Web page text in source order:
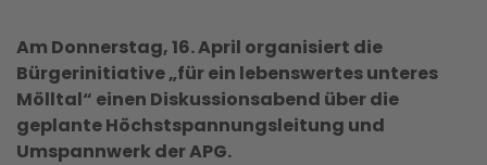
Am Donnerstag, 16. April organisiert die
Bürgerinitiative „für ein lebenswertes unteres
Mölltal“ einen Diskussionsabend über die
geplante Höchstspannungsleitung und
Umspannwerk der APG.